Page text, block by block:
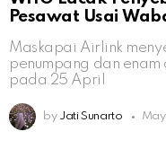
Pesawat Usai
Maskapai Airlink
penumpang dan
pada 25 April
by Jati Sunarto